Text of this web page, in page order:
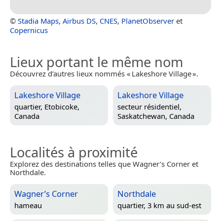
© Stadia Maps, Airbus DS, CNES, PlanetObserver et
Copernicus
Lieux portant le même nom
Découvrez d’autres lieux nommés « Lakeshore Village ».
Lakeshore Village
quartier, Etobicoke,
Canada
Lakeshore Village
secteur résidentiel,
Saskatchewan, Canada
Localités à proximité
Explorez des destinations telles que Wagner’s Corner et
Northdale.
Wagner’s Corner
hameau
Northdale
quartier, 3 km au sud-est